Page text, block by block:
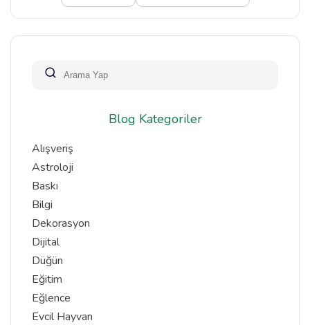
Blog Kategoriler
Alışveriş
Astroloji
Baskı
Bilgi
Dekorasyon
Dijital
Düğün
Eğitim
Eğlence
Evcil Hayvan